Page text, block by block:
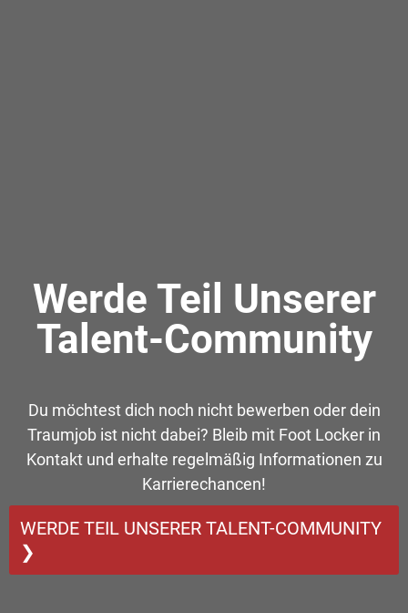
Werde Teil Unserer
Talent-Community
Du möchtest dich noch nicht bewerben oder dein
Traumjob ist nicht dabei? Bleib mit Foot Locker in
Kontakt und erhalte regelmäßig Informationen zu
Karrierechancen!
WERDE TEIL UNSERER TALENT-COMMUNITY
❯